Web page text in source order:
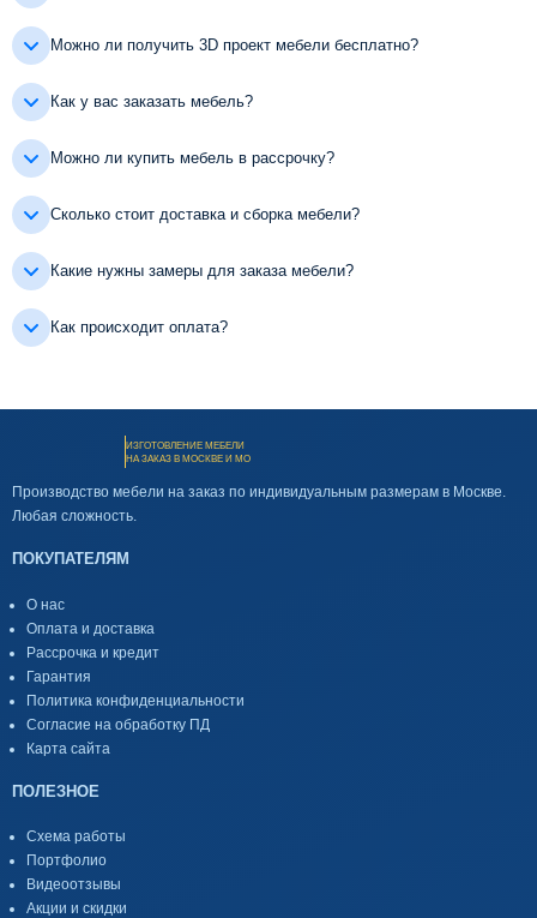
Можно ли получить 3D проект мебели бесплатно?
Как у вас заказать мебель?
Можно ли купить мебель в рассрочку?
Сколько стоит доставка и сборка мебели?
Какие нужны замеры для заказа мебели?
Как происходит оплата?
ИЗГОТОВЛЕНИЕ МЕБЕЛИ
НА ЗАКАЗ В МОСКВЕ И МО
Производство мебели на заказ по индивидуальным размерам в Москве.
Любая сложность.
ПОКУПАТЕЛЯМ
О нас
Оплата и доставка
Рассрочка и кредит
Гарантия
Политика конфиденциальности
Согласие на обработку ПД
Карта сайта
ПОЛЕЗНОЕ
Схема работы
Портфолио
Видеоотзывы
Акции и скидки